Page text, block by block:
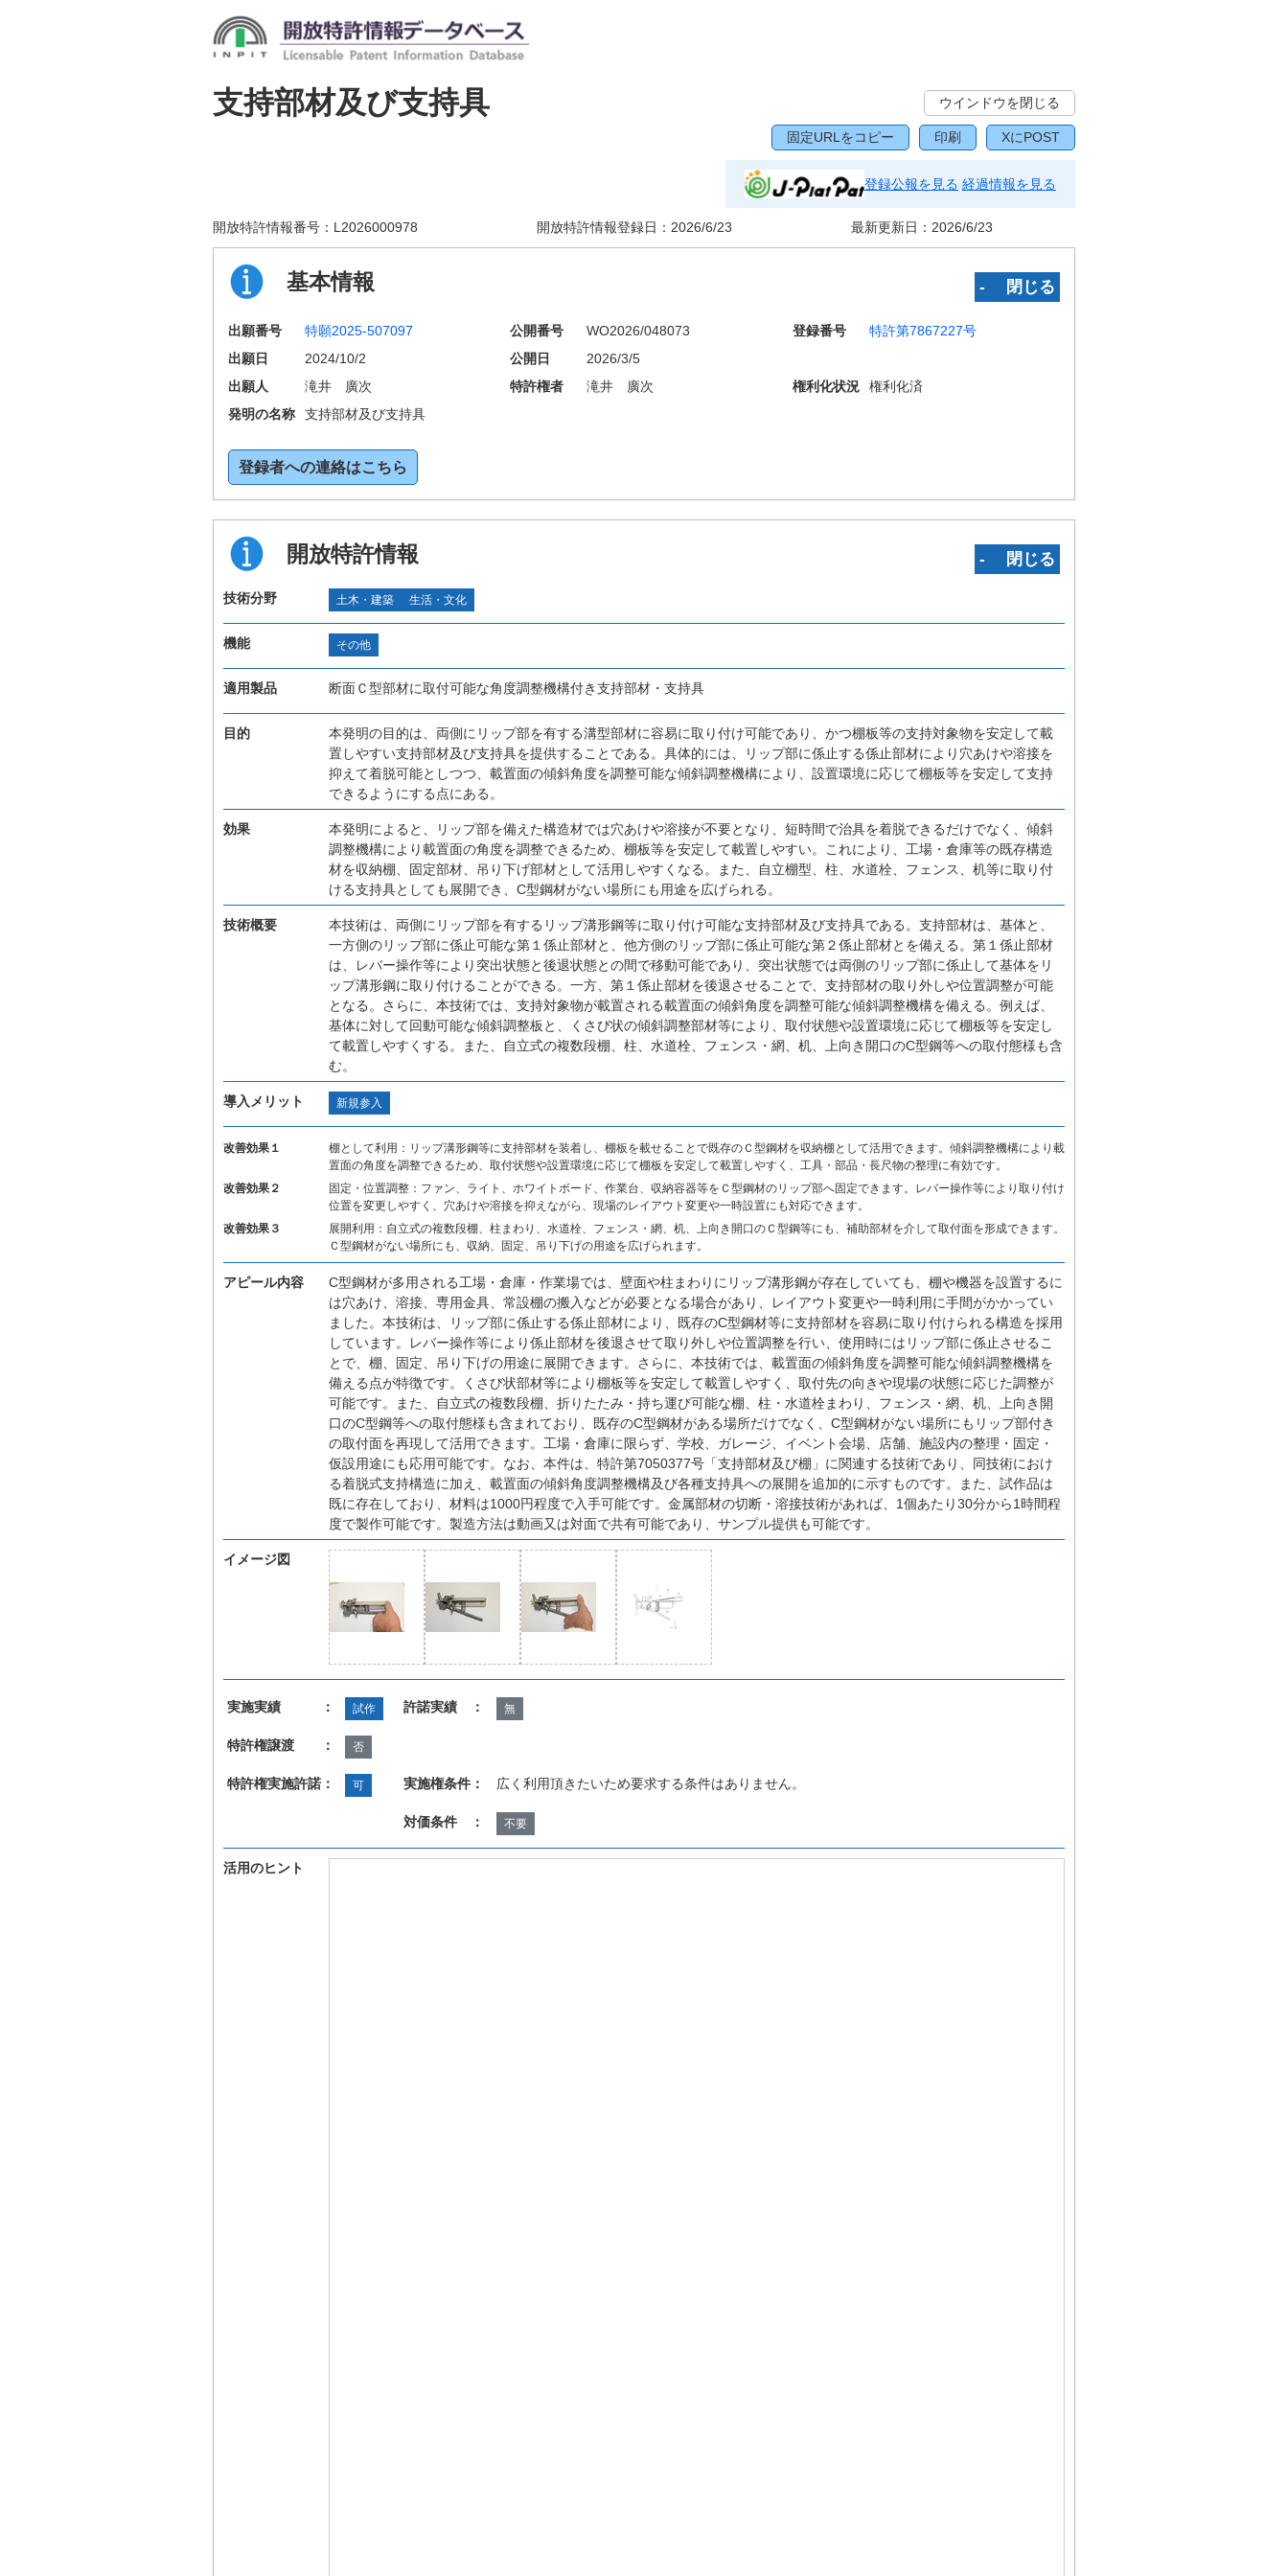
支持部材及び支持具 ウインドウを閉じる
固定URLをコピー 印刷 XにPOST
登録公報を見る 経過情報を見る
開放特許情報番号： L2026000978 開放特許情報登録日： 2026/6/23 最新更新日： 2026/6/23
基本情報 ‐ 閉じる
出願番号 特願2025-507097 公開番号 WO2026/048073 登録番号
特許第7867227号
出願日
2024/10/2 公開日
2026/3/5
出願人
滝井 廣次 特許権者 滝井 廣次 権利化状況
権利化済
発明の名称
支持部材及び支持具
登録者への連絡はこちら
開放特許情報 ‐ 閉じる
技術分野 土木・建築 生活・文化
機能 その他
適用製品 断面Ｃ型部材に取付可能な角度調整機構付き支持部材・支持具
目的
本発明の目的は、両側にリップ部を有する溝型部材に容易に取り付け可能であり、かつ棚板等の支持対象物を安定して載
置しやすい支持部材及び支持具を提供することである。具体的には、リップ部に係止する係止部材により穴あけや溶接を
抑えて着脱可能としつつ、載置面の傾斜角度を調整可能な傾斜調整機構により、設置環境に応じて棚板等を安定して支持
できるようにする点にある。
効果
本発明によると、リップ部を備えた構造材では穴あけや溶接が不要となり、短時間で治具を着脱できるだけでなく、傾斜
調整機構により載置面の角度を調整できるため、棚板等を安定して載置しやすい。これにより、工場・倉庫等の既存構造
材を収納棚、固定部材、吊り下げ部材として活用しやすくなる。また、自立棚型、柱、水道栓、フェンス、机等に取り付
ける支持具としても展開でき、C型鋼材がない場所にも用途を広げられる。
技術概要
本技術は、両側にリップ部を有するリップ溝形鋼等に取り付け可能な支持部材及び支持具である。支持部材は、基体と、
一方側のリップ部に係止可能な第１係止部材と、他方側のリップ部に係止可能な第２係止部材とを備える。第１係止部材
は、レバー操作等により突出状態と後退状態との間で移動可能であり、突出状態では両側のリップ部に係止して基体をリ
ップ溝形鋼に取り付けることができる。一方、第１係止部材を後退させることで、支持部材の取り外しや位置調整が可能
となる。さらに、本技術では、支持対象物が載置される載置面の傾斜角度を調整可能な傾斜調整機構を備える。例えば、
基体に対して回動可能な傾斜調整板と、くさび状の傾斜調整部材等により、取付状態や設置環境に応じて棚板等を安定し
て載置しやすくする。また、自立式の複数段棚、柱、水道栓、フェンス・網、机、上向き開口のC型鋼等への取付態様も含
む。
導入メリット 新規参入
改善効果１
棚として利用：リップ溝形鋼等に支持部材を装着し、棚板を載せることで既存のＣ型鋼材を収納棚として活用できます。傾斜調整機構により載
置面の角度を調整できるため、取付状態や設置環境に応じて棚板を安定して載置しやすく、工具・部品・長尺物の整理に有効です。
改善効果２
固定・位置調整：ファン、ライト、ホワイトボード、作業台、収納容器等をＣ型鋼材のリップ部へ固定できます。レバー操作等により取り付け
位置を変更しやすく、穴あけや溶接を抑えながら、現場のレイアウト変更や一時設置にも対応できます。
改善効果３
展開利用：自立式の複数段棚、柱まわり、水道栓、フェンス・網、机、上向き開口のＣ型鋼等にも、補助部材を介して取付面を形成できます。
Ｃ型鋼材がない場所にも、収納、固定、吊り下げの用途を広げられます。
アピール内容
C型鋼材が多用される工場・倉庫・作業場では、壁面や柱まわりにリップ溝形鋼が存在していても、棚や機器を設置するに
は穴あけ、溶接、専用金具、常設棚の搬入などが必要となる場合があり、レイアウト変更や一時利用に手間がかかってい
ました。本技術は、リップ部に係止する係止部材により、既存のC型鋼材等に支持部材を容易に取り付けられる構造を採用
しています。レバー操作等により係止部材を後退させて取り外しや位置調整を行い、使用時にはリップ部に係止させるこ
とで、棚、固定、吊り下げの用途に展開できます。さらに、本技術では、載置面の傾斜角度を調整可能な傾斜調整機構を
備える点が特徴です。くさび状部材等により棚板等を安定して載置しやすく、取付先の向きや現場の状態に応じた調整が
可能です。また、自立式の複数段棚、折りたたみ・持ち運び可能な棚、柱・水道栓まわり、フェンス・網、机、上向き開
口のC型鋼等への取付態様も含まれており、既存のC型鋼材がある場所だけでなく、C型鋼材がない場所にもリップ部付き
の取付面を再現して活用できます。工場・倉庫に限らず、学校、ガレージ、イベント会場、店舗、施設内の整理・固定・
仮設用途にも応用可能です。なお、本件は、特許第7050377号「支持部材及び棚」に関連する技術であり、同技術におけ
る着脱式支持構造に加え、載置面の傾斜角度調整機構及び各種支持具への展開を追加的に示すものです。また、試作品は
既に存在しており、材料は1000円程度で入手可能です。金属部材の切断・溶接技術があれば、1個あたり30分から1時間程
度で製作可能です。製造方法は動画又は対面で共有可能であり、サンプル提供も可能です。
イメージ図
実施実績 ： 試作 許諾実績 ： 無
特許権譲渡 ： 否
特許権実施許諾： 可 実施権条件： 広く利用頂きたいため要求する条件はありません。
対価条件 ： 不要
活用のヒント